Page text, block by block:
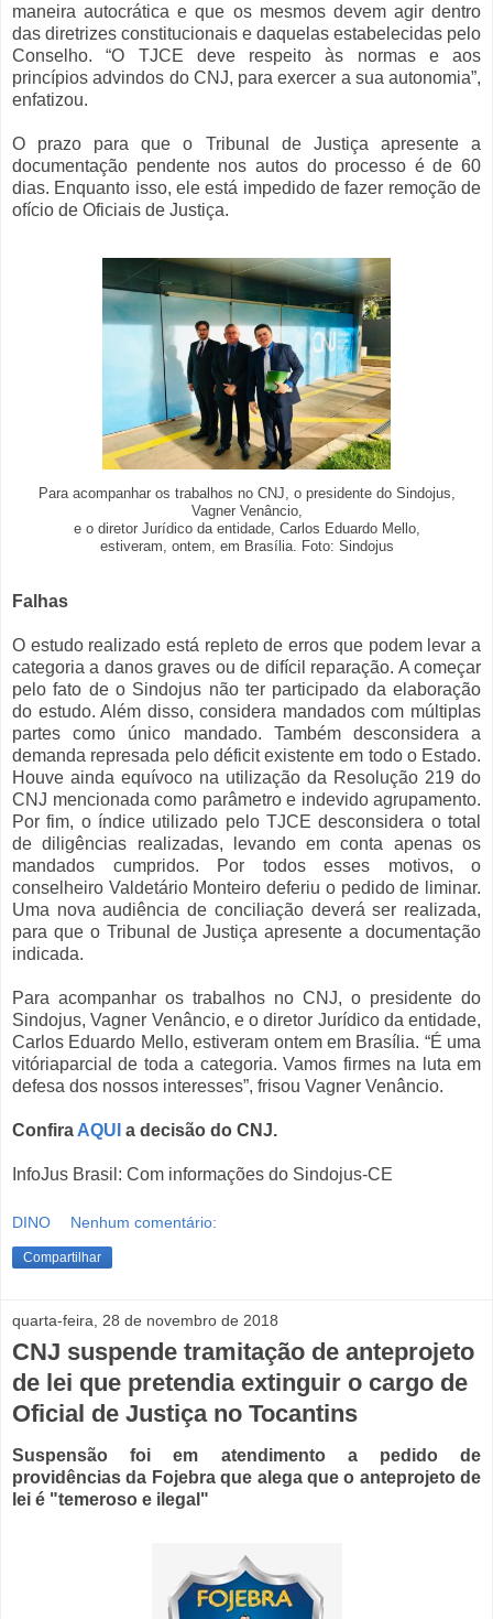
maneira autocrática e que os mesmos devem agir dentro
das diretrizes constitucionais e daquelas estabelecidas pelo
Conselho. “O TJCE deve respeito às normas e aos
princípios advindos do CNJ, para exercer a sua autonomia”,
enfatizou.
O prazo para que o Tribunal de Justiça apresente a
documentação pendente nos autos do processo é de 60
dias. Enquanto isso, ele está impedido de fazer remoção de
ofício de Oficiais de Justiça.
Para acompanhar os trabalhos no CNJ, o presidente do Sindojus,
Vagner Venâncio,
e o diretor Jurídico da entidade, Carlos Eduardo Mello,
estiveram, ontem, em Brasília. Foto: Sindojus
Falhas
O estudo realizado está repleto de erros que podem levar a
categoria a danos graves ou de difícil reparação. A começar
pelo fato de o Sindojus não ter participado da elaboração
do estudo. Além disso, considera mandados com múltiplas
partes como único mandado. Também desconsidera a
demanda represada pelo déficit existente em todo o Estado.
Houve ainda equívoco na utilização da Resolução 219 do
CNJ mencionada como parâmetro e indevido agrupamento.
Por fim, o índice utilizado pelo TJCE desconsidera o total
de diligências realizadas, levando em conta apenas os
mandados cumpridos. Por todos esses motivos, o
conselheiro Valdetário Monteiro deferiu o pedido de liminar.
Uma nova audiência de conciliação deverá ser realizada,
para que o Tribunal de Justiça apresente a documentação
indicada.
Para acompanhar os trabalhos no CNJ, o presidente do
Sindojus, Vagner Venâncio, e o diretor Jurídico da entidade,
Carlos Eduardo Mello, estiveram ontem em Brasília. “É uma
vitóriaparcial de toda a categoria. Vamos firmes na luta em
defesa dos nossos interesses”, frisou Vagner Venâncio.
Confira AQUI a decisão do CNJ.
InfoJus Brasil: Com informações do Sindojus-CE
DINO Nenhum comentário:
Compartilhar
quarta-feira, 28 de novembro de 2018
CNJ suspende tramitação de anteprojeto
de lei que pretendia extinguir o cargo de
Oficial de Justiça no Tocantins
Suspensão foi em atendimento a pedido de
providências da Fojebra que alega que o anteprojeto de
lei é "temeroso e ilegal"